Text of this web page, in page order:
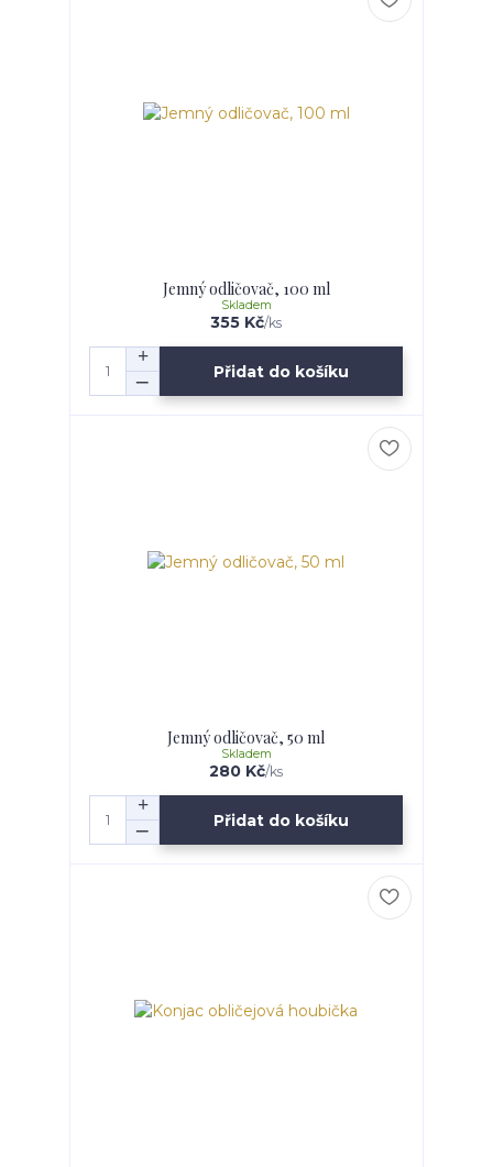
Jemný odličovač, 100 ml
355 Kč/ks
Skladem
Přidat do košíku
Jemný odličovač, 50 ml
280 Kč/ks
Skladem
Přidat do košíku